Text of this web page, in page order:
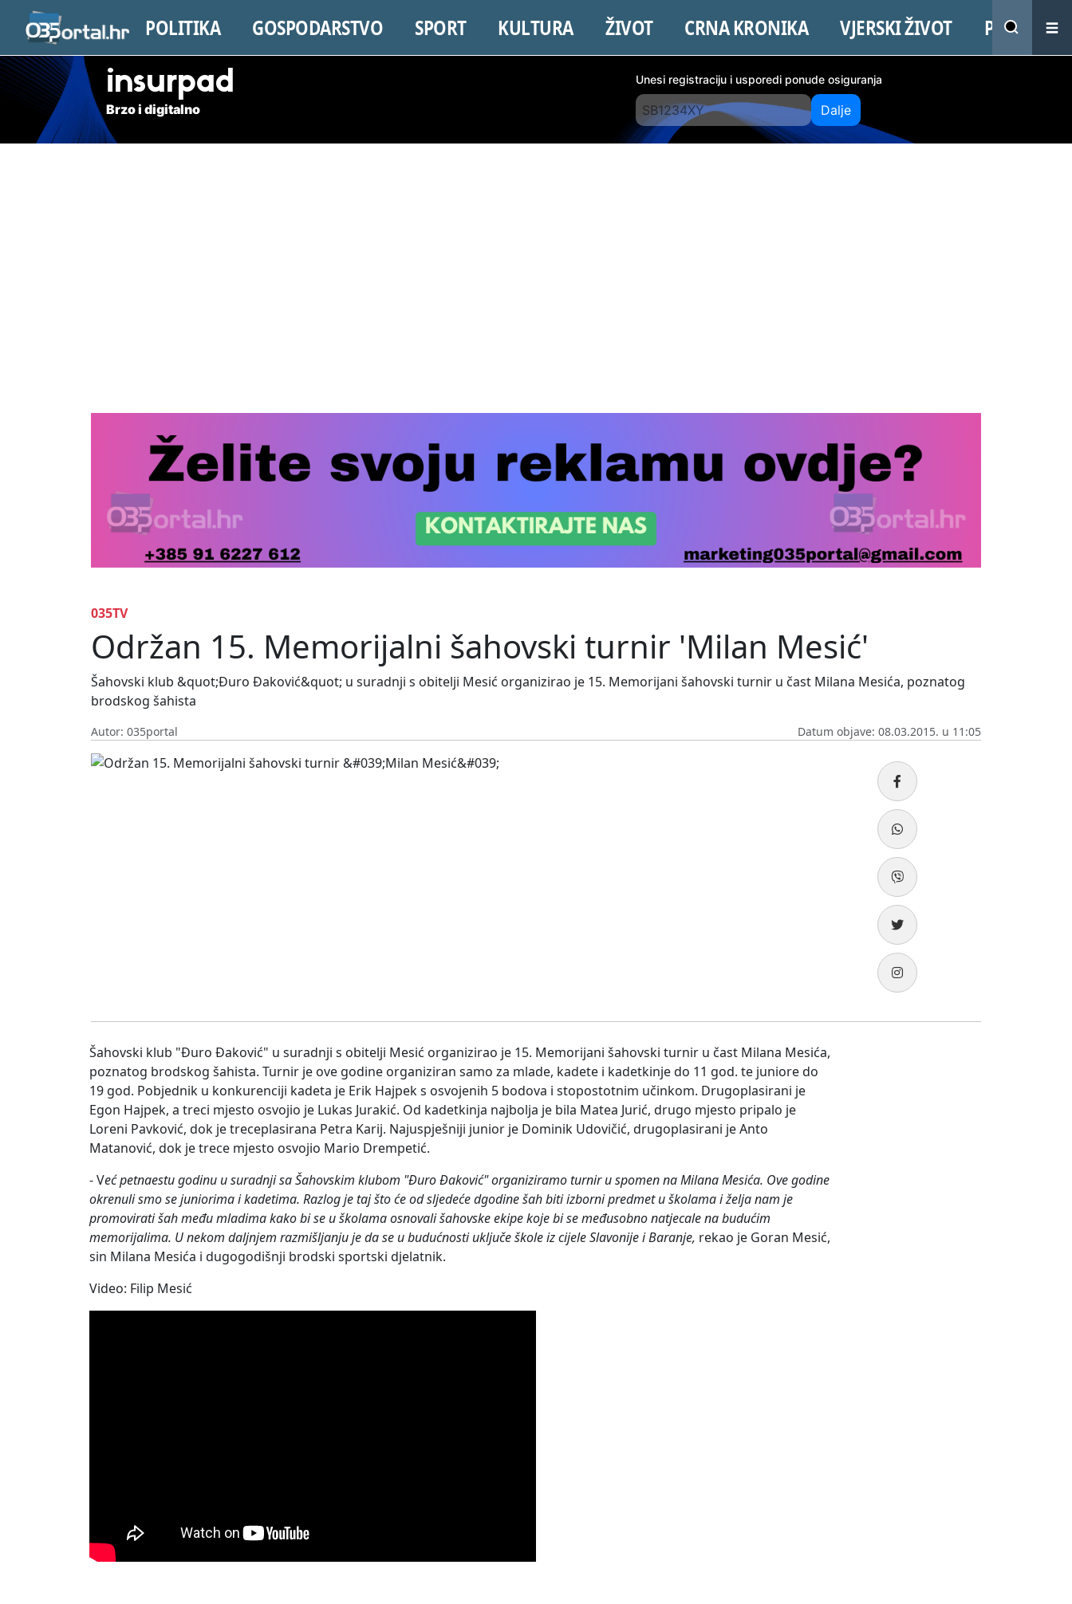
POLITIKA GOSPODARSTVO SPORT KULTURA ŽIVOT CRNA KRONIKA VJERSKI ŽIVOT PROMO
insurpad
Brzo i digitalno
Unesi registraciju i usporedi ponude osiguranja
Dalje
035TV
Održan 15. Memorijalni šahovski turnir 'Milan Mesić'
Šahovski klub &quot;Đuro Đaković&quot; u suradnji s obitelji Mesić organizirao je 15. Memorijani šahovski turnir u čast Milana Mesića, poznatog
brodskog šahista
Autor: 035portal Datum objave: 08.03.2015. u 11:05
Šahovski klub "Đuro Đaković" u suradnji s obitelji Mesić organizirao je 15. Memorijani šahovski turnir u čast Milana Mesića,
poznatog brodskog šahista. Turnir je ove godine organiziran samo za mlade, kadete i kadetkinje do 11 god. te juniore do
19 god. Pobjednik u konkurenciji kadeta je Erik Hajpek s osvojenih 5 bodova i stopostotnim učinkom. Drugoplasirani je
Egon Hajpek, a treci mjesto osvojio je Lukas Jurakić. Od kadetkinja najbolja je bila Matea Jurić, drugo mjesto pripalo je
Loreni Pavković, dok je treceplasirana Petra Karij. Najuspješniji junior je Dominik Udovičić, drugoplasirani je Anto
Matanović, dok je trece mjesto osvojio Mario Drempetić.
- Već petnaestu godinu u suradnji sa Šahovskim klubom "Đuro Đaković" organiziramo turnir u spomen na Milana Mesića. Ove godine
okrenuli smo se juniorima i kadetima. Razlog je taj što će od sljedeće dgodine šah biti izborni predmet u školama i želja nam je
promovirati šah među mladima kako bi se u školama osnovali šahovske ekipe koje bi se međusobno natjecale na budućim
memorijalima. U nekom daljnjem razmišljanju je da se u budućnosti uključe škole iz cijele Slavonije i Baranje, rekao je Goran Mesić,
sin Milana Mesića i dugogodišnji brodski sportski djelatnik.
Video: Filip Mesić